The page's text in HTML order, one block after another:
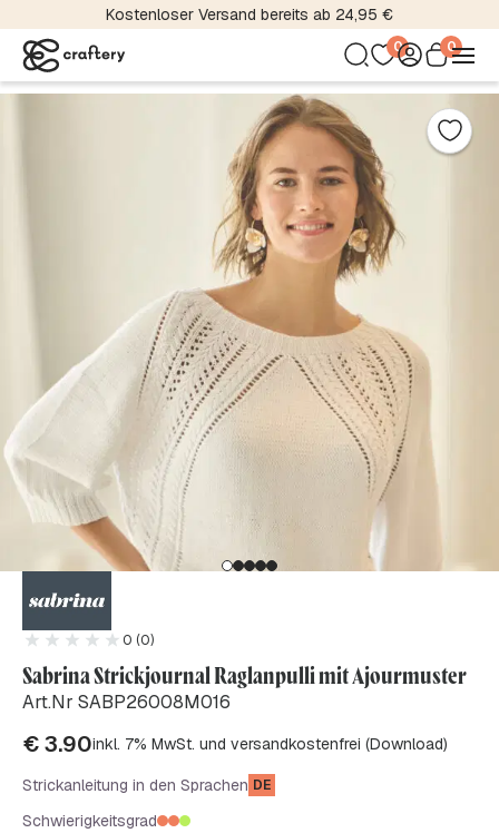
Kostenloser Versand bereits ab 24,95 €
0 0
0 (0)
Sabrina Strickjournal Raglanpulli mit Ajourmuster
Art.Nr SABP26008M016
€3.90inkl. 7% MwSt. und versandkostenfrei (Download)
Strickanleitung in den Sprachen DE
Schwierigkeitsgrad